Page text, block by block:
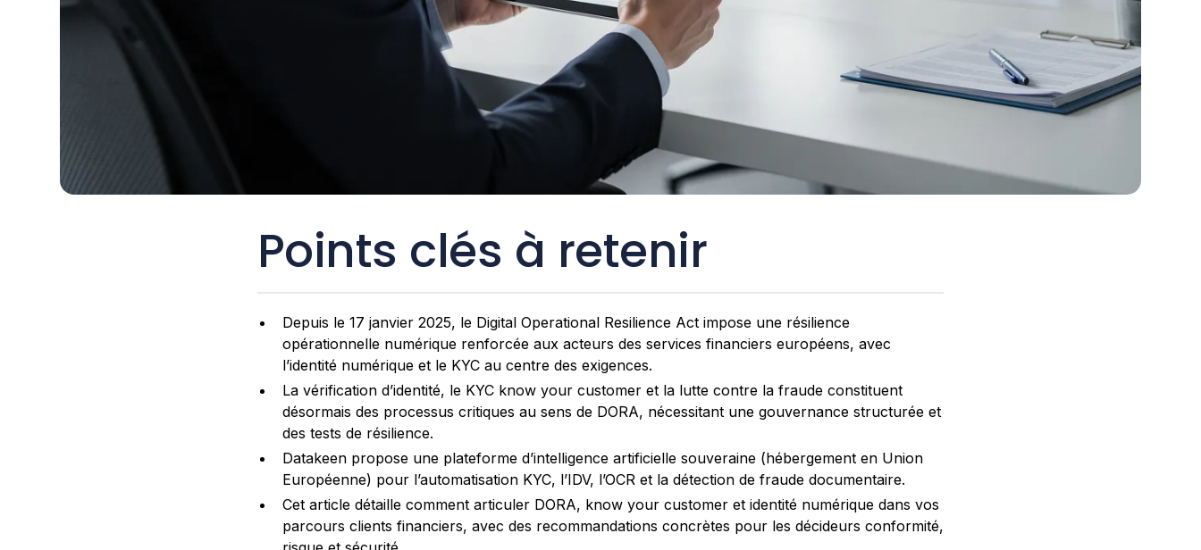
Points clés à retenir
Depuis le 17 janvier 2025, le Digital Operational Resilience Act impose une résilience
opérationnelle numérique renforcée aux acteurs des services financiers européens, avec
l’identité numérique et le KYC au centre des exigences.
La vérification d’identité, le KYC know your customer et la lutte contre la fraude constituent
désormais des processus critiques au sens de DORA, nécessitant une gouvernance structurée et
des tests de résilience.
Datakeen propose une plateforme d’intelligence artificielle souveraine (hébergement en Union
Européenne) pour l’automatisation KYC, l’IDV, l’OCR et la détection de fraude documentaire.
Cet article détaille comment articuler DORA, know your customer et identité numérique dans vos
parcours clients financiers, avec des recommandations concrètes pour les décideurs conformité,